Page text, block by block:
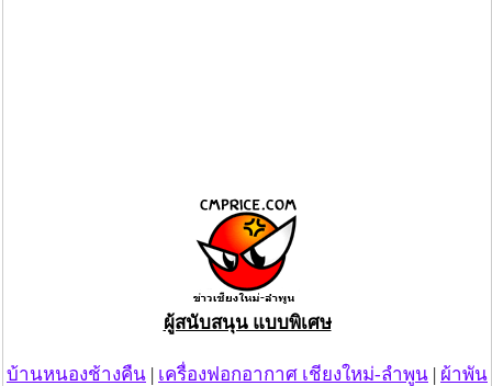
ผู้สนับสนุน แบบพิเศษ
บ้านหนองช้างคืน | เครื่องฟอกอากาศ เชียงใหม่-ลำพูน | ผ้าพัน